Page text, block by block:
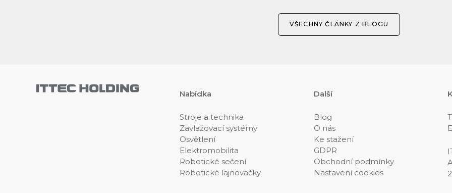
VŠECHNY ČLÁNKY Z BLOGU
Nabídka
Stroje a technika
Zavlažovací systémy
Osvětlení
Elektromobilita
Robotické sečení
Robotické lajnovačky
Další
Blog
O nás
Ke stažení
GDPR
Obchodní podmínky
Nastavení cookies